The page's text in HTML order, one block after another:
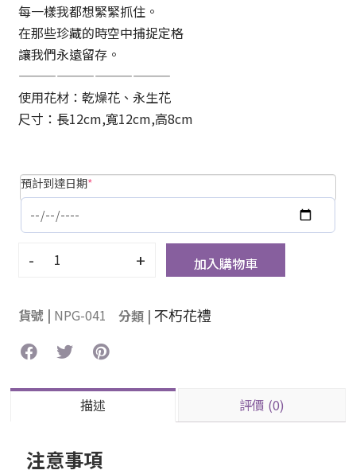
每一樣我都想緊緊抓住。
在那些珍藏的時空中捕捉定格
讓我們永遠留存。
————————————
使用花材：乾燥花、永生花
尺寸：長12cm,寬12cm,高8cm
預計到達日期*
- + 加入購物車
貨號 | NPG-041 分類 |不朽花禮
描述 評價 (0)
注意事項